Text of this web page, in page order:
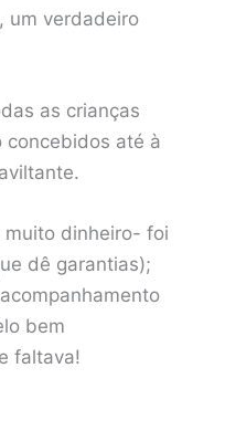
um verdadeiro
as crianças
concebidos até à
dinheiro- foi
dê garantias);
bem
faltava!